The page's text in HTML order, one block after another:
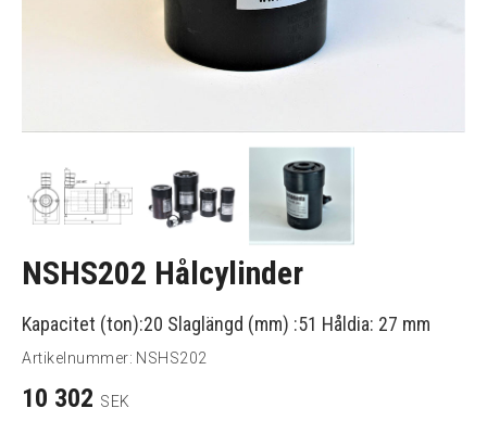
NSHS202 Hålcylinder
Kapacitet (ton):20 Slaglängd (mm) :51 Håldia: 27 mm
Artikelnummer: NSHS202
10 302 SEK